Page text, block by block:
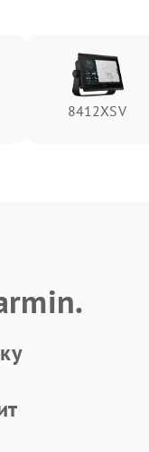
8412XSV